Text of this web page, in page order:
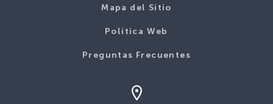
Mapa del Sitio
Politica Web
Preguntas Frecuentes